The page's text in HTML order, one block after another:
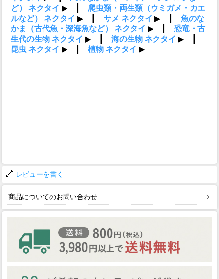
レビューを書く
商品についてのお問い合わせ